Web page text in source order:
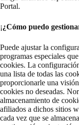
Portal.
¡¿Cómo puedo
Puede ajustar la
programas especiales
cookies. La
una lista de todas las
proporcionarle una
cookies no deseadas.
almacenamiento de
afiliados a dichos sitios
cada vez que se